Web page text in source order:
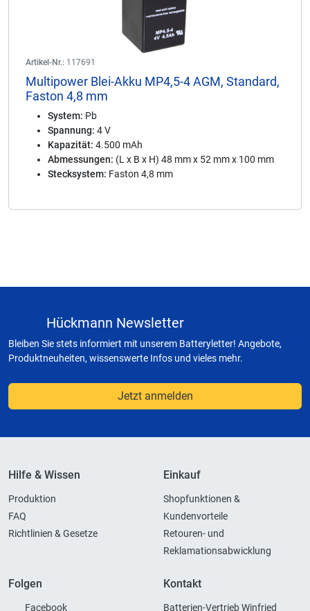
Artikel-Nr.: 117691
Multipower Blei-Akku MP4,5-4 AGM, Standard,
Faston 4,8 mm
System: Pb
Spannung: 4 V
Kapazität: 4.500 mAh
Abmessungen: (L x B x H) 48 mm x 52 mm x 100 mm
Stecksystem: Faston 4,8 mm
Hückmann Newsletter
Bleiben Sie stets informiert mit unserem Batteryletter! Angebote,
Produktneuheiten, wissenswerte Infos und vieles mehr.
Jetzt anmelden
Hilfe & Wissen
Produktion
FAQ
Richtlinien & Gesetze
Einkauf
Shopfunktionen &
Kundenvorteile
Retouren- und
Reklamationsabwicklung
Folgen
Facebook
Kontakt
Batterien-Vertrieb Winfried